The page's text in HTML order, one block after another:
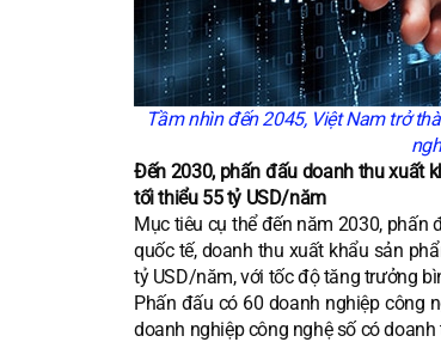
Tầm nhìn đến 2045, Việt Nam trở
Đến 2030, phấn đấu doanh thu xuất
tối thiểu 55 tỷ USD/năm
Mục tiêu cụ thể đến năm 2030, phấn
quốc tế, doanh thu xuất khẩu sản
tỷ USD/năm, với tốc độ tăng trưởng
Phấn đấu có 60 doanh nghiệp công
doanh nghiệp công nghệ số có